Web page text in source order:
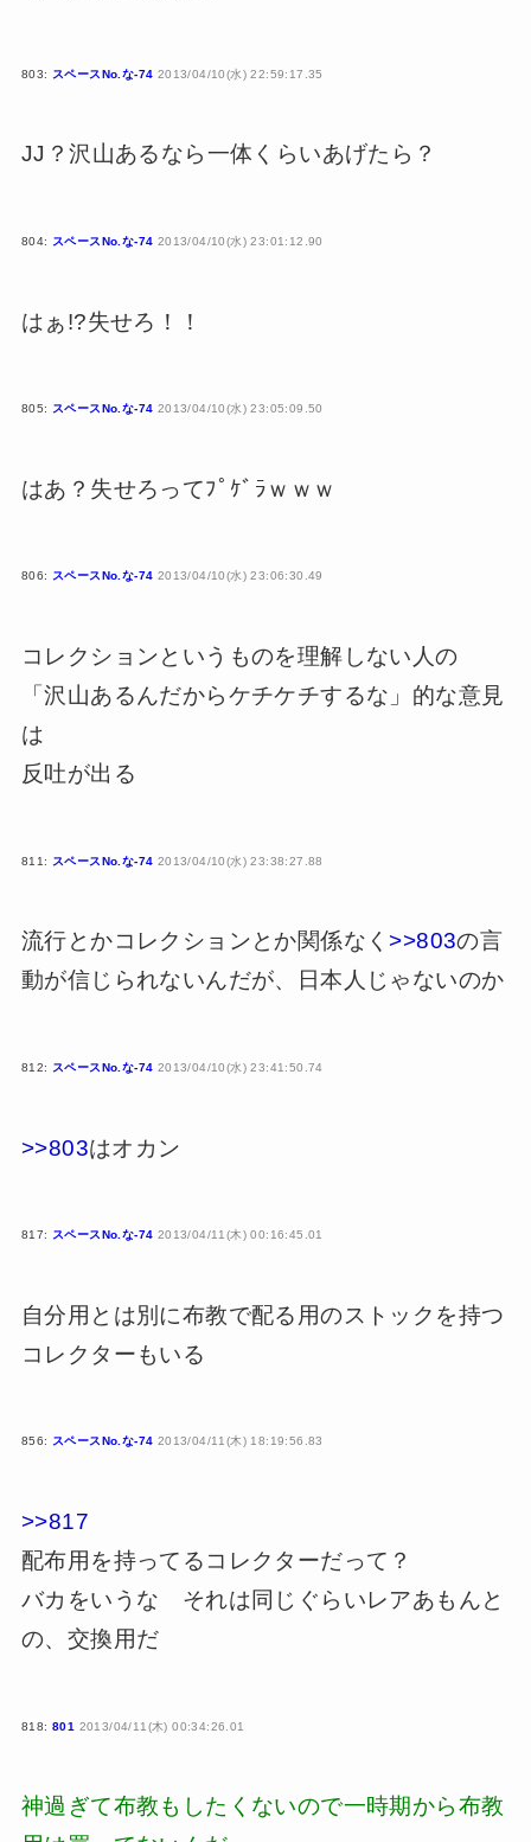
803: スペースNo.な-74 2013/04/10(水) 22:59:17.35
JJ？沢山あるなら一体くらいあげたら？
804: スペースNo.な-74 2013/04/10(水) 23:01:12.90
はぁ!?失せろ！！
805: スペースNo.な-74 2013/04/10(水) 23:05:09.50
はあ？失せろってﾌﾟｹﾞﾗｗｗｗ
806: スペースNo.な-74 2013/04/10(水) 23:06:30.49
コレクションというものを理解しない人の
「沢山あるんだからケチケチするな」的な意見
は
反吐が出る
811: スペースNo.な-74 2013/04/10(水) 23:38:27.88
流行とかコレクションとか関係なく >>803の言
動が信じられないんだが、日本人じゃないのか
812: スペースNo.な-74 2013/04/10(水) 23:41:50.74
>>803はオカン
817: スペースNo.な-74 2013/04/11(木) 00:16:45.01
自分用とは別に布教で配る用のストックを持つ
コレクターもいる
856: スペースNo.な-74 2013/04/11(木) 18:19:56.83
>>817
配布用を持ってるコレクターだって？
バカをいうな それは同じぐらいレアあもんと
の、交換用だ
818: 801 2013/04/11(木) 00:34:26.01
神過ぎて布教もしたくないので一時期から布教